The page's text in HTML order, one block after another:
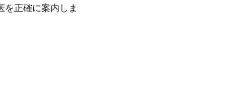
を正確に案内しま